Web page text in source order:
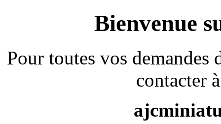
Bienvenue
Pour toutes vos
contacter